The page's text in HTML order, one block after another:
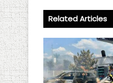
ok p
p
Related Articles